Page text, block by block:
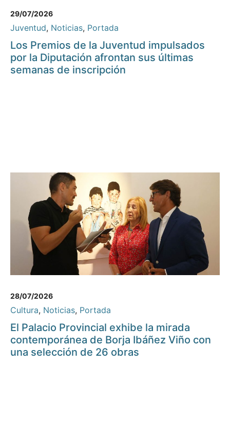
29/07/2026
Juventud, Noticias, Portada
Los Premios de la Juventud impulsados
por la Diputación afrontan sus últimas
semanas de inscripción
28/07/2026
Cultura, Noticias, Portada
El Palacio Provincial exhibe la mirada
contemporánea de Borja Ibáñez Viño con
una selección de 26 obras